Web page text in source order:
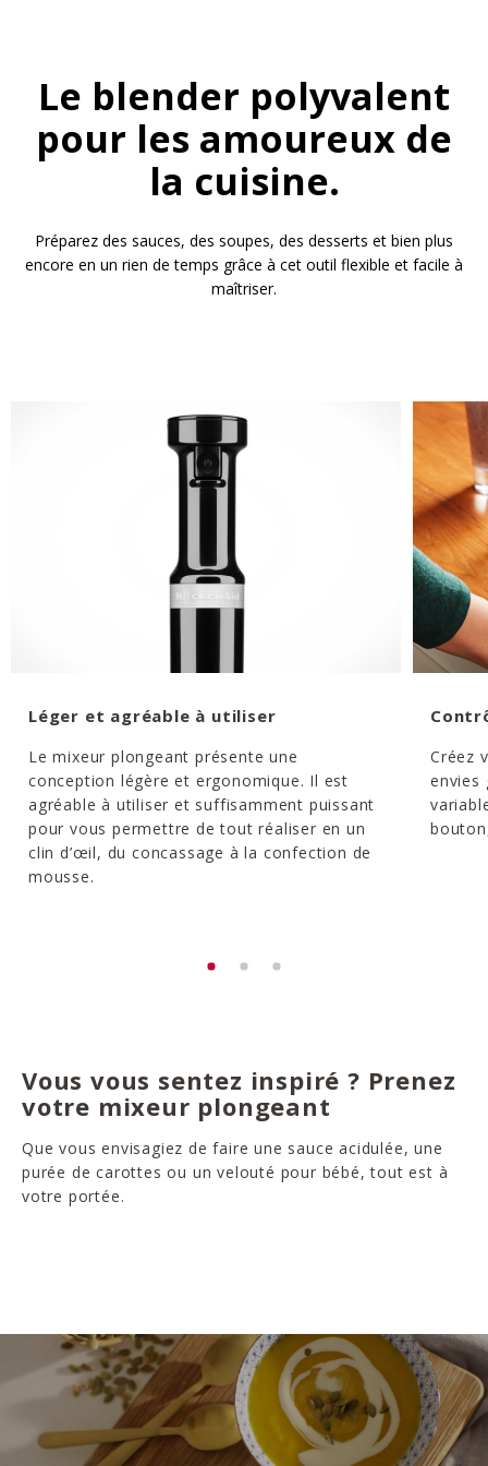
Le blender polyvalent
pour les amoureux de
la cuisine.
Préparez des sauces, des soupes, des desserts et bien plus
encore en un rien de temps grâce à cet outil flexible et facile à
maîtriser.
Léger et agréable à utiliser
Le mixeur plongeant présente une
conception légère et ergonomique. Il est
agréable à utiliser et suffisamment puissant
pour vous permettre de tout réaliser en un
clin d’œil, du concassage à la confection de
mousse.
Créez
envies
Vous vous sentez inspiré ? Prenez
votre mixeur plongeant
Que vous envisagiez de faire une sauce acidulée, une
purée de carottes ou un velouté pour bébé, tout est à
votre portée.